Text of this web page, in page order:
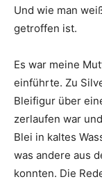
Und wie man
getroffen ist.
Es war meine
einführte. Zu
Bleifigur über
zerlaufen war
Blei in kaltes
was andere aus
konnten. Die